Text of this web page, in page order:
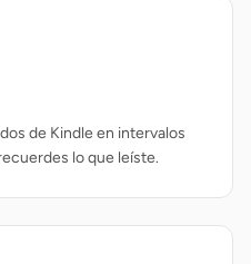
de Kindle en intervalos
lo que leíste.